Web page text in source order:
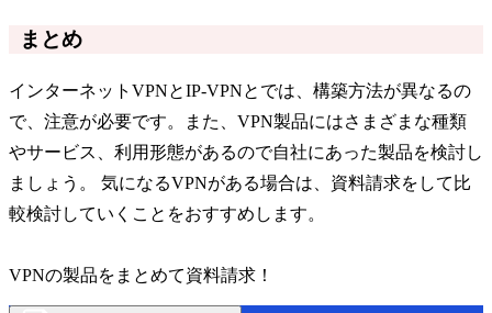
まとめ
インターネットVPNとIP-VPNとでは、構築方法が異なるの
で、注意が必要です。また、VPN製品にはさまざまな種類
やサービス、利用形態があるので自社にあった製品を検討し
ましょう。 気になるVPNがある場合は、資料請求をして比
較検討していくことをおすすめします。
VPNの製品をまとめて資料請求！